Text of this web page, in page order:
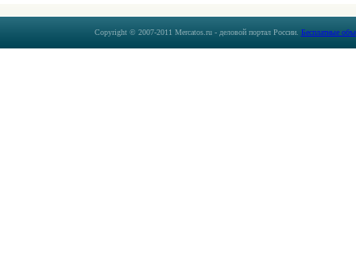
Copyright © 2007-2011 Mercatos.ru - деловой портал России. Бесплатные